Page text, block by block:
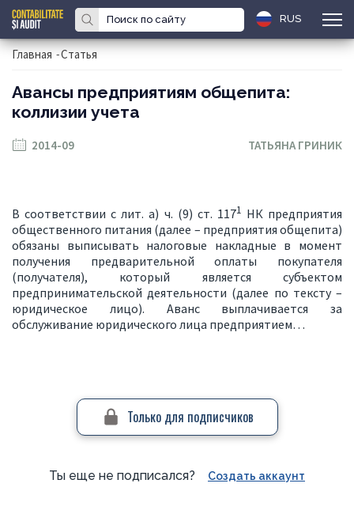
RUS
Главная -Статья
Aвансы предприятиям общепита:
коллизии учета
2014-09 ТАТЬЯНА ГРИНИК
В соответствии с лит. а) ч. (9) ст. 1171 НК предприятия
общественного питания (далее – предприятия общепита)
обязаны выписывать налоговые накладные в момент
получения предварительной оплаты покупателя
(получателя), который является субъектом
предпринимательской деятельности (далее по тексту –
юридическое лицо). Аванс выплачивается за
обслуживание юридического лица предприятием…
Только для подписчиков
Ты еще не подписался? Создать аккаунт